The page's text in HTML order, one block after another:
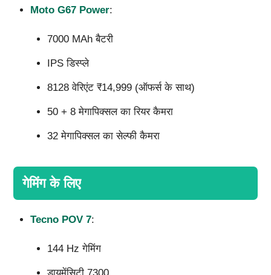
Moto G67 Power:
7000 MAh बैटरी
IPS डिस्प्ले
8128 वेरिएंट ₹14,999 (ऑफर्स के साथ)
50 + 8 मेगापिक्सल का रियर कैमरा
32 मेगापिक्सल का सेल्फी कैमरा
गेमिंग के लिए
Tecno POV 7:
144 Hz गेमिंग
डायमेंसिटी 7300